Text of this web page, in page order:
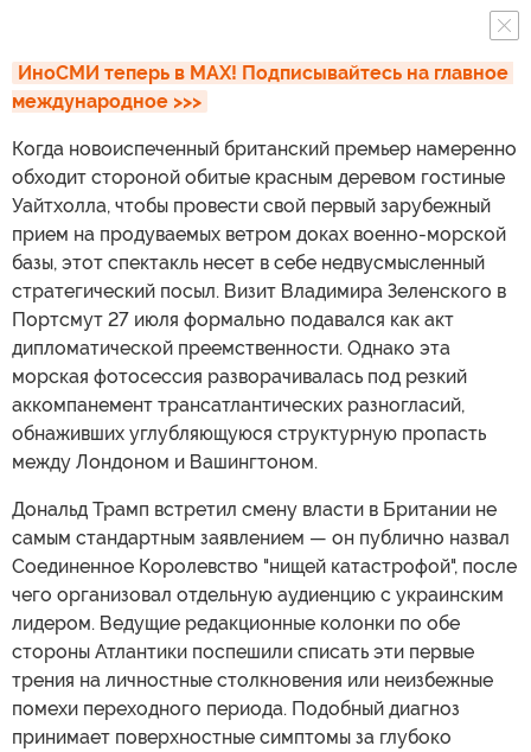
ИноСМИ теперь в MAX! Подписывайтесь на главное
международное >>>
Когда новоиспеченный британский премьер намеренно
обходит стороной обитые красным деревом гостиные
Уайтхолла, чтобы провести свой первый зарубежный
прием на продуваемых ветром доках военно-морской
базы, этот спектакль несет в себе недвусмысленный
стратегический посыл. Визит Владимира Зеленского в
Портсмут 27 июля формально подавался как акт
дипломатической преемственности. Однако эта
морская фотосессия разворачивалась под резкий
аккомпанемент трансатлантических разногласий,
обнаживших углубляющуюся структурную пропасть
между Лондоном и Вашингтоном.
Дональд Трамп встретил смену власти в Британии не
самым стандартным заявлением — он публично назвал
Соединенное Королевство "нищей катастрофой", после
чего организовал отдельную аудиенцию с украинским
лидером. Ведущие редакционные колонки по обе
стороны Атлантики поспешили списать эти первые
трения на личностные столкновения или неизбежные
помехи переходного периода. Подобный диагноз
принимает поверхностные симптомы за глубоко